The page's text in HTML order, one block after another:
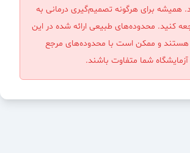
همیشه برای هرگونه تصمیم‌گیری درمانی به
کنید. محدوده‌های طبیعی ارائه شده در این
هستند و ممکن است با محدوده‌های مرجع
آزمایشگاه شما متفاوت باشند.